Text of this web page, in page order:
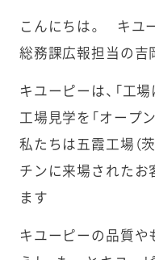
こんにちは。 キ
総務課広報担当の吉
キユーピーは、「工
工場見学を「オープ
私たちは五霞工場（
チンに来場されたお
ます
キユーピーの品質や